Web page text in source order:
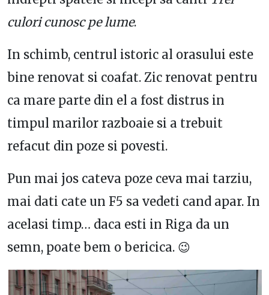
culori cunosc pe lume.
In schimb, centrul istoric al orasului este
bine renovat si coafat. Zic renovat pentru
ca mare parte din el a fost distrus in
timpul marilor razboaie si a trebuit
refacut din poze si povesti.
Pun mai jos cateva poze ceva mai tarziu,
mai dati cate un F5 sa vedeti cand apar. In
acelasi timp… daca esti in Riga da un
semn, poate bem o bericica. 😉